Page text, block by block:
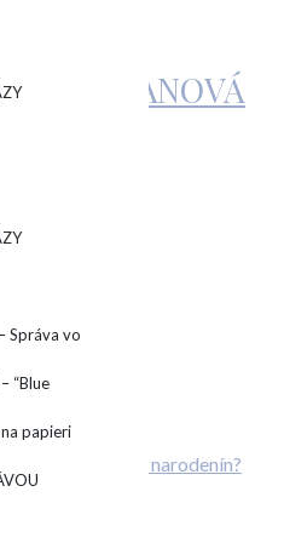
Správa vo
“Blue
papieri
KALMANOVÁ
originálnu oslavu narodenín?